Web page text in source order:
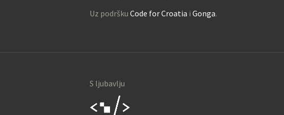
Uz podršku Code for Croatia i Gonga.
S ljubavlju